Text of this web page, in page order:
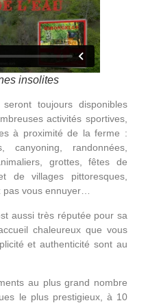
insolites
toujours disponibles
activités sportives,
à proximité de la ferme :
canyoning, randonnées,
grottes, fêtes de
de villages pittoresques,
vous ennuyer…
aussi très réputée pour sa
chaleureux que vous
et authenticité sont au
au plus grand nombre
le plus prestigieux, à 10